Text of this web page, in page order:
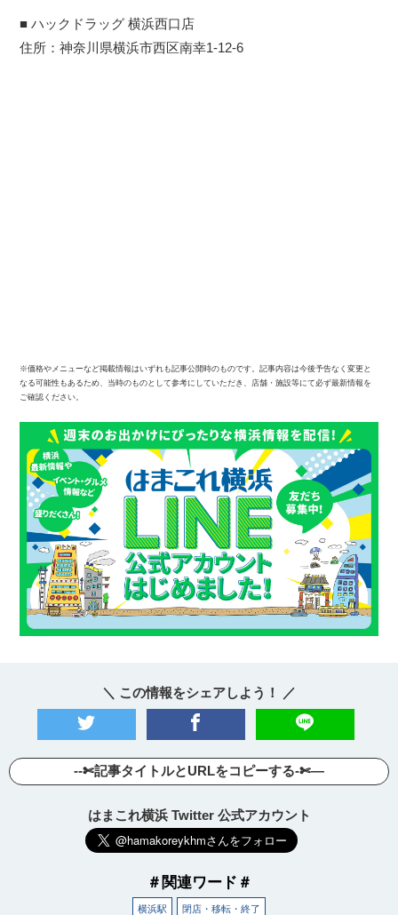
■ ハックドラッグ 横浜西口店
住所：神奈川県横浜市西区南幸1-12-6
※価格やメニューなど掲載情報はいずれも記事公開時のものです。記事内容は今後予告なく変更と
なる可能性もあるため、当時のものとして参考にしていただき、店舗・施設等にて必ず最新情報を
ご確認ください。
＼ この情報をシェアしよう！ ／
--✄記事タイトルとURLをコピーする-✄—
はまこれ横浜 Twitter 公式アカウント
＃関連ワード＃
横浜駅 閉店・移転・終了